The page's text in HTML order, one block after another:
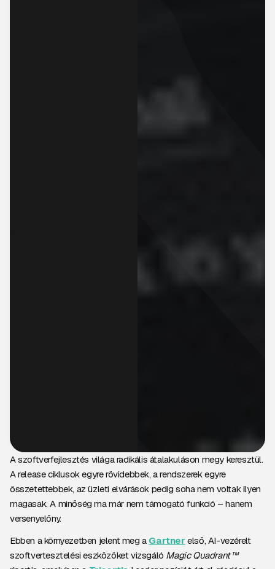
A szoftverfejlesztés világa radikális átalakuláson megy keresztül.
A release ciklusok egyre rövidebbek, a rendszerek egyre
összetettebbek, az üzleti elvárások pedig soha nem voltak ilyen
magasak. A minőség ma már nem támogató funkció – hanem
versenyelőny.
Ebben a környezetben jelent meg a Gartner első, AI-vezérelt
szoftvertesztelési eszközöket vizsgáló Magic Quadrant™